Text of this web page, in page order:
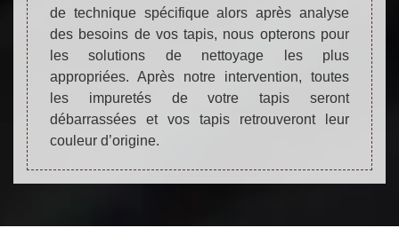
de technique spécifique alors après analyse
des besoins de vos tapis, nous opterons pour
les solutions de nettoyage les plus
appropriées. Après notre intervention, toutes
les impuretés de votre tapis seront
débarrassées et vos tapis retrouveront leur
couleur d’origine.